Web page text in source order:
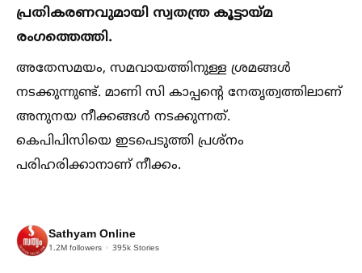
പ്രതികരണവുമായി സ്വതന്ത്ര കൂട്ടായ്‌മ
രംഗത്തെത്തി.
അതേസമയം, സമവായത്തിനുള്ള ശ്രമങ്ങള്‍
നടക്കുന്നുണ്ട്. മാണി സി കാപ്പൻ്റെ നേതൃത്വത്തിലാണ്
അനുനയ നീക്കങ്ങള്‍ നടക്കുന്നത്.
കെപിപിസിയെ ഇടപെടുത്തി പ്രശ്നം
പരിഹരിക്കാനാണ് നീക്കം.
Sathyam Online
1.2M followers 395k Stories